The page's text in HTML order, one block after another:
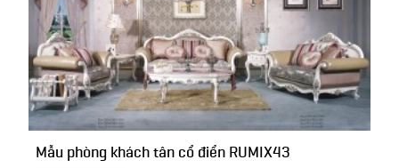
Mẫu phòng khách tân cổ điển RUMIX43